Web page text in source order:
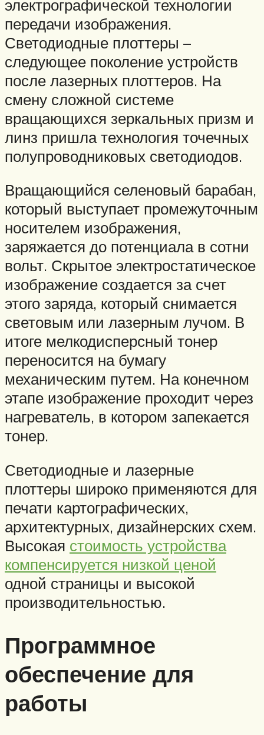
электрографической технологии
передачи изображения.
Светодиодные плоттеры –
следующее поколение устройств
после лазерных плоттеров. На
смену сложной системе
вращающихся зеркальных призм и
линз пришла технология точечных
полупроводниковых светодиодов.
Вращающийся селеновый барабан,
который выступает промежуточным
носителем изображения,
заряжается до потенциала в сотни
вольт. Скрытое электростатическое
изображение создается за счет
этого заряда, который снимается
световым или лазерным лучом. В
итоге мелкодисперсный тонер
переносится на бумагу
механическим путем. На конечном
этапе изображение проходит через
нагреватель, в котором запекается
тонер.
Светодиодные и лазерные
плоттеры широко применяются для
печати картографических,
архитектурных, дизайнерских схем.
Высокая стоимость устройства
компенсируется низкой ценой
одной страницы и высокой
производительностью.
Программное
обеспечение для
работы